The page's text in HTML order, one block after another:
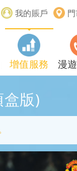
我的賬戶
增值服務 漫
版)